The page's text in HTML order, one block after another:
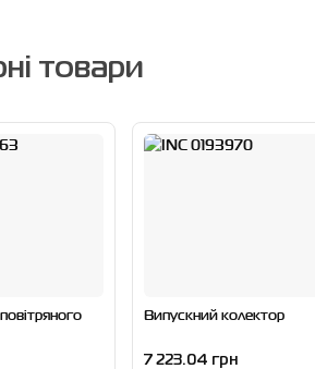
товари
Випускний колектор
7 223.04 грн